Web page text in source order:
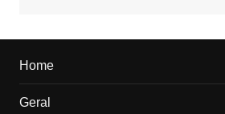
Home
Geral